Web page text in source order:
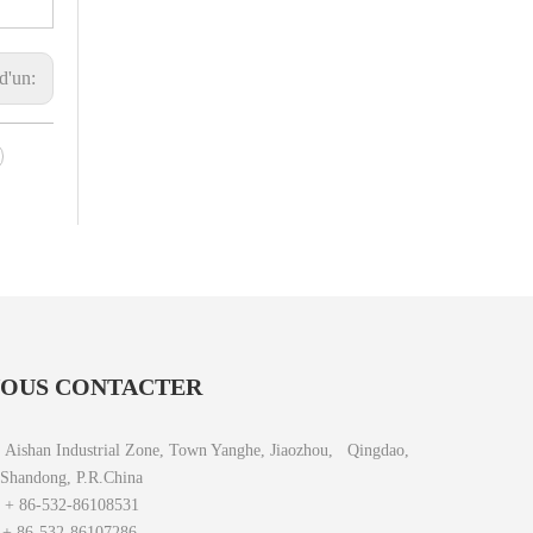
CONTACTER
Aishan Industrial Zone, Town Yanghe, Jiaozhou, Qingdao,
Shandong, P.R.China
+ 86-532-86108531